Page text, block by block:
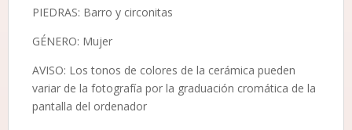
PIEDRAS: Barro y circonitas
GÉNERO: Mujer
AVISO: Los tonos de colores de la cerámica pueden
variar de la fotografía por la graduación cromática de la
pantalla del ordenador